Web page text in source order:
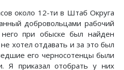
около 12-ти в Штаб Округа
добровольцами рабочий
при обыске был найден
хотел отдавать и за это был
его черносотенцы были
Я приказал отобрать у них